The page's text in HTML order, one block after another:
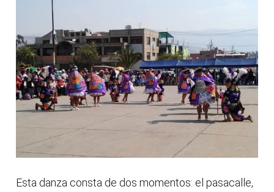
Esta danza consta de dos momentos: el pasacalle,